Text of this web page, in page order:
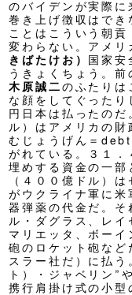
のバイデンが実際に
巻き上げ徴収はでき
ことはこういう朝貢
変わらない。アメリ
きばたけお）
国家安
うきょくちょう。前
木原誠二 のふたりは
な顔をしてぐった
円日本は払ったのだ
ル）はアメリカの
むじょうげん＝
がれている。３１．
埋めする資金の一部
（４００億ドル）
がウクライナ軍に米
器弾薬の代金だ。そ
ル・ダグラス、レイ
マリエッタ、ボー
砲のロケット砲など
スラー社だ）に払う
ト）・ジャベリン”
携行肩掛け式の小型